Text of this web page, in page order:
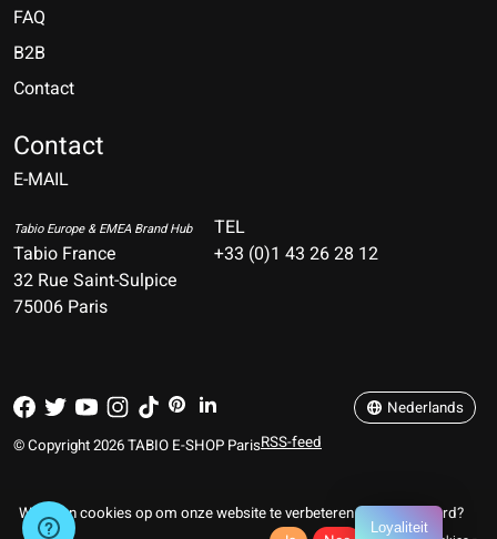
FAQ
B2B
Contact
Contact
E-MAIL
Tabio Europe & EMEA Brand Hub
Tabio France
32 Rue Saint-Sulpice
75006 Paris
TEL
+33 (0)1 43 26 28 12
© Copyright 2026 TABIO E-SHOP ParisRSS-feed
Nederlands
Español
Wij slaan cookies op om onze website te verbeteren. Is dat akkoord?
Loyaliteit